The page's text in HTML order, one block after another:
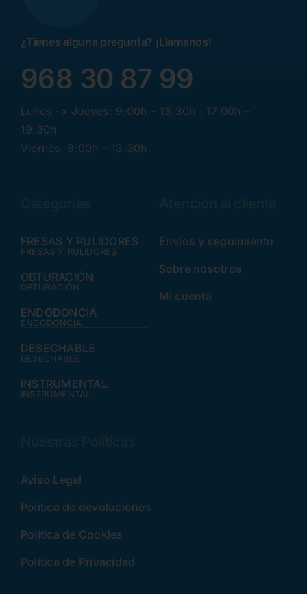
¿Tienes alguna pregunta? ¡Llamanos!
968 30 87 99
Lunes -> Jueves: 9:00h – 13:30h | 17:00h –
19:30h
Viernes: 9:00h – 13:30h
FRESAS Y PULIDORES
FRESAS Y PULIDORES
OBTURACIÓN
OBTURACIÓN
ENDODONCIA
ENDODONCIA
DESECHABLE
DESECHABLE
INSTRUMENTAL
INSTRUMENTAL
Envíos y seguimiento
Sobre nosotros
Mi cuenta
Aviso Legal
Política de devoluciones
Política de Cookies
Política de Privacidad